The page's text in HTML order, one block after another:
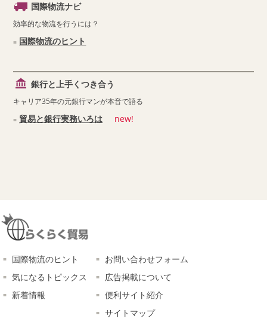
国際物流ナビ
効率的な物流を行うには？
国際物流のヒント
銀行と上手くつき合う
キャリア35年の元銀行マンが本音で語る
貿易と銀行実務いろは new!
国際物流のヒント
気になるトピックス
新着情報
お問い合わせフォーム
広告掲載について
便利サイト紹介
サイトマップ